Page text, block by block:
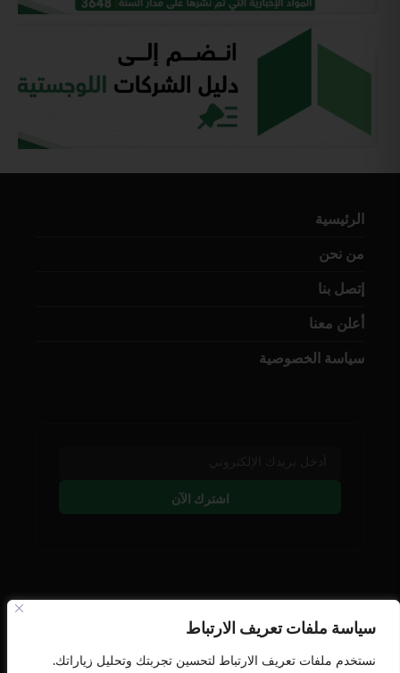
سياسة ملفات تعريف الارتباط
نستخدم ملفات تعريف الارتباط لتحسين تجربتك وتحليل زياراتك.
الرئيسية
من نحن
إتصل بنا
أعلن معنا
سياسة الخصوصية
اشترك الآن